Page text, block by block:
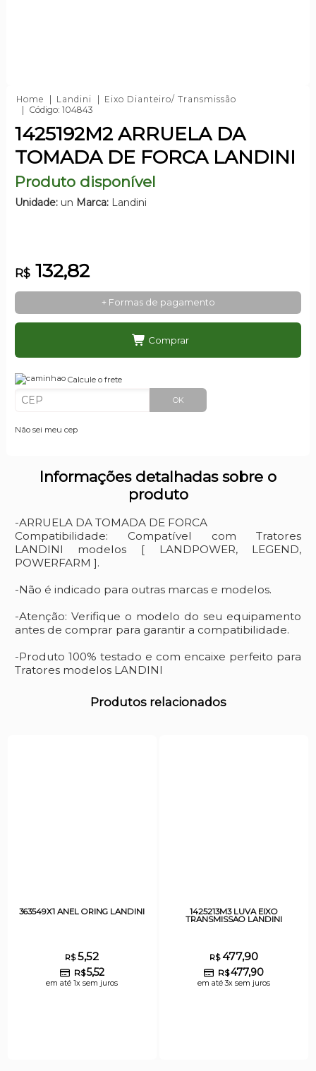
Home Landini
Eixo Dianteiro/ Transmissão
Código: 104843
1425192M2 ARRUELA DA
TOMADA DE FORCA LANDINI
Produto disponível
Unidade:un Marca:Landini
R$132,82
+ Formas de pagamento
Comprar
Calcule o frete
OK
Não sei meu cep
Informações detalhadas sobre o
produto
-ARRUELA DA TOMADA DE FORCA
Compatibilidade: Compatível com Tratores
LANDINI modelos [ LANDPOWER, LEGEND,
POWERFARM ].
-Não é indicado para outras marcas e modelos.
-Atenção: Verifique o modelo do seu equipamento
antes de comprar para garantir a compatibilidade.
-Produto 100% testado e com encaixe perfeito para
Tratores modelos LANDINI
Produtos relacionados
363549X1 ANEL ORING LANDINI
R$5,52
R$5,52
em até 1x sem juros
1425213M3 LUVA EIXO
TRANSMISSAO LANDINI
R$477,90
R$477,90
em até 3x sem juros